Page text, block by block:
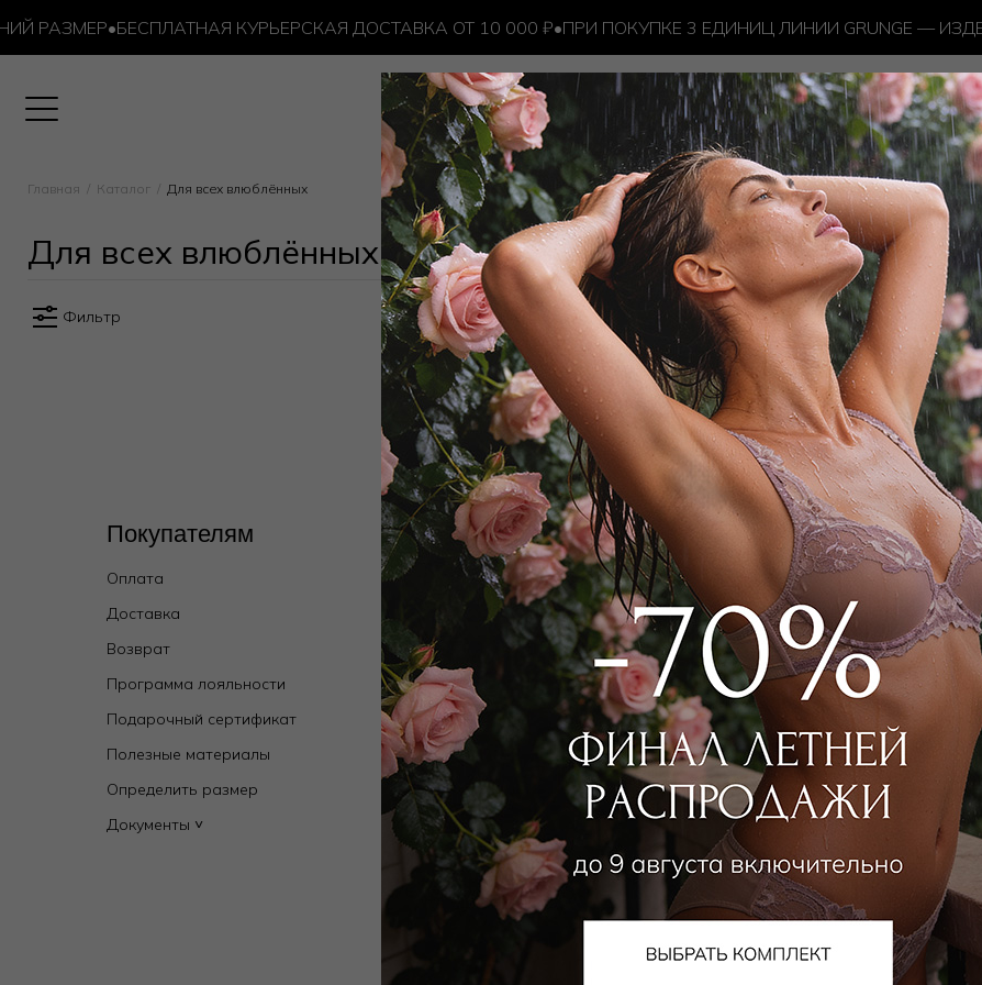
РАЗМЕР•БЕСПЛАТНАЯ КУРЬЕРСКАЯ ДОСТАВКА ОТ 10 000 ₽• ПРИ ПОКУПКЕ 3 ЕДИНИЦ ЛИНИИ GRUNGE —
Главная Каталог Для всех влюблённых
Для всех влюблённых
Фильтр
Покупателям
Оплата
Доставка
Возврат
Программа лояльности
Подарочный сертификат
Полезные материалы
Определить размер
Документы ˅
Каталог
Wild Orchid — коллекции собственного
бренда
Купальники
Новинки
Мужской ассортимент
Белье
Одежда для спорта
Домашняя одежда
Пляжная одежда
О компании
О нас
Магазины
Контакты
Новости
Прием товара на
Стать партнером